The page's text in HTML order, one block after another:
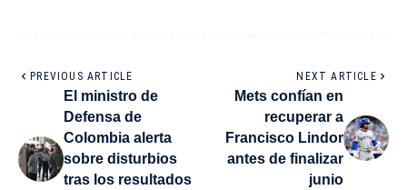
PREVIOUS ARTICLE
El ministro de
Defensa de
Colombia alerta
sobre disturbios
tras los resultados
NEXT ARTICLE
Mets confían en
recuperar a
Francisco Lindor
antes de finalizar
junio